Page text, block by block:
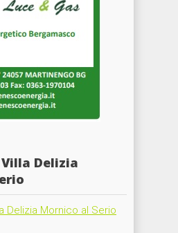
Delizia